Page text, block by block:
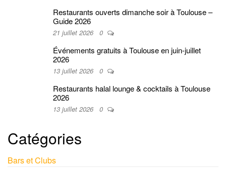
Restaurants ouverts dimanche soir à Toulouse –
Guide 2026
21 juillet 2026 0
Événements gratuits à Toulouse en juin-juillet
2026
13 juillet 2026 0
Restaurants halal lounge & cocktails à Toulouse
2026
13 juillet 2026 0
Catégories
Bars et Clubs